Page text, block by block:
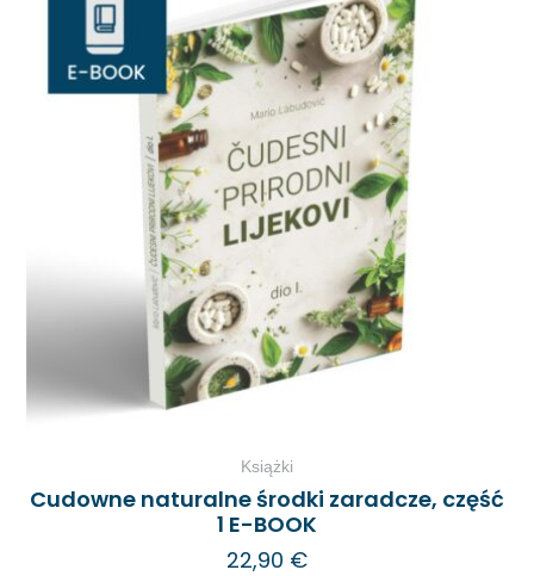
Książki
Cudowne naturalne środki zaradcze, część
1 E-BOOK
22,90 €